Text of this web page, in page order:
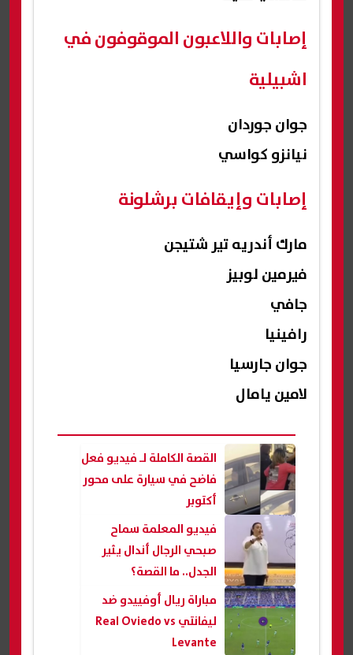
إصابات واللاعبون الموقوفون في
اشبيلية
جوان جوردان
نيانزو كواسي
إصابات وإيقافات برشلونة
مارك أندريه تير شتيجن
فيرمين لوبيز
جافي
رافينيا
جوان جارسيا
لامين يامال
القصة الكاملة لـ فيديو فعل
فاضح في سيارة على محور
أكتوبر
فيديو المعلمة سماح
صبحي الرجال أندال يثير
الجدل.. ما القصة؟
مباراة ريال أوفييدو ضد
ليفانتي Real Oviedo vs
Levante